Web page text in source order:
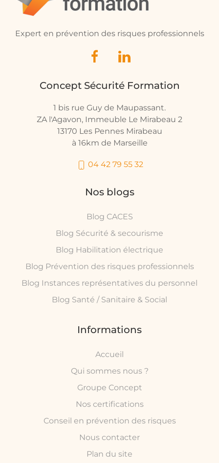
Expert en prévention des risques professionnels
Concept Sécurité Formation
1 bis rue Guy de Maupassant.
ZA l'Agavon, Immeuble Le Mirabeau 2
13170 Les Pennes Mirabeau
à 16km de Marseille
04 42 79 55 32
Nos blogs
Blog CACES
Blog Sécurité & secourisme
Blog Habilitation électrique
Blog Prévention des risques professionnels
Blog Instances représentatives du personnel
Blog Santé / Sanitaire & Social
Informations
Accueil
Qui sommes nous ?
Groupe Concept
Nos certifications
Conseil en prévention des risques
Nous contacter
Plan du site